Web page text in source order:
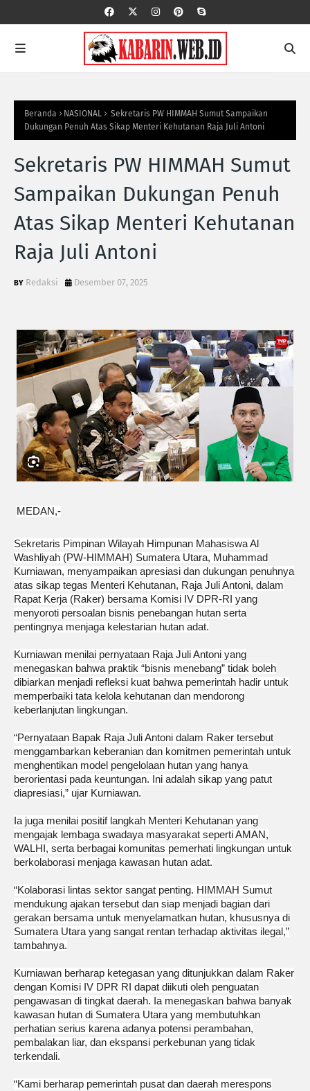
Beranda NASIONAL
Sekretaris PW HIMMAH Sumut Sampaikan
Dukungan Penuh Atas Sikap Menteri Kehutanan Raja Juli Antoni
Sekretaris PW HIMMAH Sumut
Sampaikan Dukungan Penuh
Atas Sikap Menteri Kehutanan
Raja Juli Antoni
Redaksi Desember 07, 2025
‎MEDAN,-
Sekretaris Pimpinan Wilayah Himpunan Mahasiswa Al
Washliyah (PW-HIMMAH) Sumatera Utara, Muhammad
Kurniawan, menyampaikan apresiasi dan dukungan penuhnya
atas sikap tegas Menteri Kehutanan, Raja Juli Antoni, dalam
Rapat Kerja (Raker) bersama Komisi IV DPR-RI yang
menyoroti persoalan bisnis penebangan hutan serta
pentingnya menjaga kelestarian hutan adat.
‎Kurniawan menilai pernyataan Raja Juli Antoni yang
menegaskan bahwa praktik “bisnis menebang” tidak boleh
dibiarkan menjadi refleksi kuat bahwa pemerintah hadir untuk
memperbaiki tata kelola kehutanan dan mendorong
keberlanjutan lingkungan.
‎“Pernyataan Bapak Raja Juli Antoni dalam Raker tersebut
menggambarkan keberanian dan komitmen pemerintah untuk
menghentikan model pengelolaan hutan yang hanya
berorientasi pada keuntungan. Ini adalah sikap yang patut
diapresiasi,” ujar Kurniawan.
‎Ia juga menilai positif langkah Menteri Kehutanan yang
mengajak lembaga swadaya masyarakat seperti AMAN,
WALHI, serta berbagai komunitas pemerhati lingkungan untuk
berkolaborasi menjaga kawasan hutan adat.
‎“Kolaborasi lintas sektor sangat penting. HIMMAH Sumut
mendukung ajakan tersebut dan siap menjadi bagian dari
gerakan bersama untuk menyelamatkan hutan, khususnya di
Sumatera Utara yang sangat rentan terhadap aktivitas ilegal,”
tambahnya.
‎Kurniawan berharap ketegasan yang ditunjukkan dalam Raker
dengan Komisi IV DPR RI dapat diikuti oleh penguatan
pengawasan di tingkat daerah. Ia menegaskan bahwa banyak
kawasan hutan di Sumatera Utara yang membutuhkan
perhatian serius karena adanya potensi perambahan,
pembalakan liar, dan ekspansi perkebunan yang tidak
terkendali.
‎“Kami berharap pemerintah pusat dan daerah merespons